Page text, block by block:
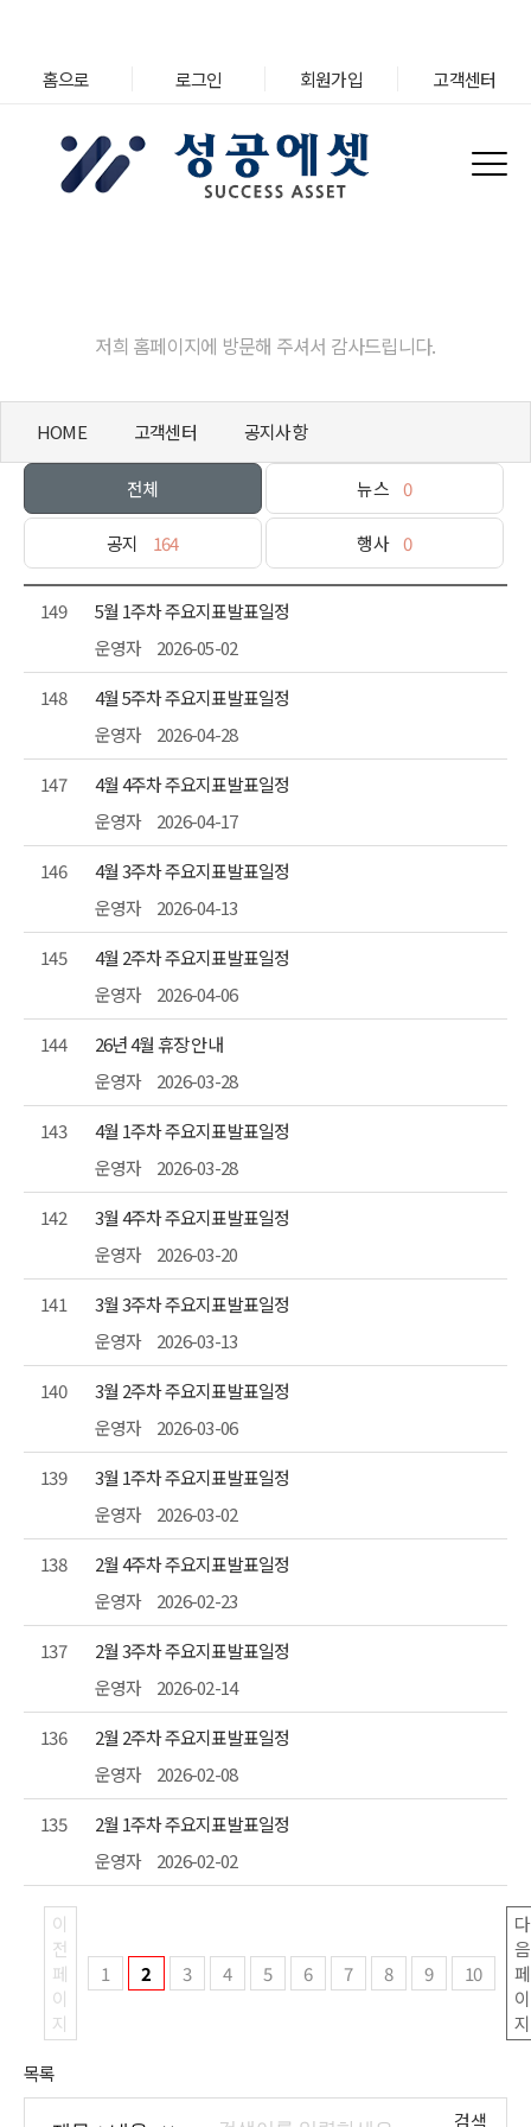
홈으로 로그인 회원가입 고객센터
저희 홈페이지에 방문해 주셔서 감사드립니다.
HOME 고객센터 공지사항
전체 뉴스 0
공지 164 행사 0
149
5월 1주차 주요지표발표일정
운영자
2026-05-02
148
4월 5주차 주요지표발표일정
운영자
2026-04-28
147
4월 4주차 주요지표발표일정
운영자
2026-04-17
146
4월 3주차 주요지표발표일정
운영자
2026-04-13
145
4월 2주차 주요지표발표일정
운영자
2026-04-06
144
26년 4월 휴장 안내
운영자
2026-03-28
143
4월 1주차 주요지표발표일정
운영자
2026-03-28
142
3월 4주차 주요지표발표일정
운영자
2026-03-20
141
3월 3주차 주요지표발표일정
운영자
2026-03-13
140
3월 2주차 주요지표발표일정
운영자
2026-03-06
139
3월 1주차 주요지표발표일정
운영자
2026-03-02
138
2월 4주차 주요지표발표일정
운영자
2026-02-23
137
2월 3주차 주요지표발표일정
운영자
2026-02-14
136
2월 2주차 주요지표발표일정
운영자
2026-02-08
135
2월 1주차 주요지표발표일정
운영자
2026-02-02
이
전
페
이
지
1 2 3 4 5 6 7 8 9 10
다
음
페
이
지
검색
목록